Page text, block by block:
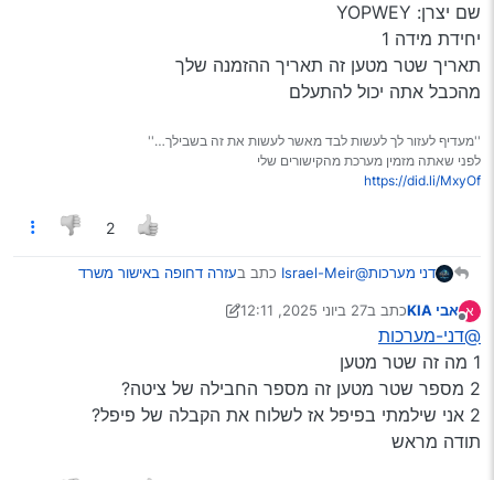
שם יצרן: YOPWEY
יחידת מידה 1
תאריך שטר מטען זה תאריך ההזמנה שלך
מהכבל אתה יכול להתעלם
''מעדיף לעזור לך לעשות לבד מאשר לעשות את זה בשבילך…''
לפני שאתה מזמין מערכת מהקישורים שלי
https://did.li/MxyOf
2
דני מערכות@Israel-Meir כתב בעזרה דחופה באישור משרד
ומה הכוונה תאריך שטר מטען? ויש לי גם כן כבל
באותו משלוח איך מצהירים על שניהם יחד?
שם יצרן: YOPWEY
יחידת מידה 1
תאריך שטר מטען זה תאריך ההזמנה שלך
א
מנותק
אבי KIA כתב ב27 ביוני 2025, 12:11
נערך לאחרונה על ידי אבי KIA
@דני-מערכות
1 מה זה שטר מטען
2 מספר שטר מטען זה מספר החבילה של ציטה?
2 אני שילמתי בפיפל אז לשלוח את הקבלה של פיפל?
תודה מראש